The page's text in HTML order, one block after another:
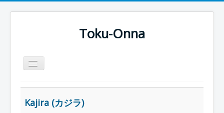
Toku-Onna
Basculer
la
Accueil
Toku-Actrices
Kajira (カジラ)